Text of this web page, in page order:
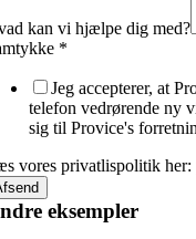
kan vi hjælpe dig med?
*
Jeg accepterer, at
telefon vedrørende ny
sig til Provice's
vores privatlispolitik
eksempler